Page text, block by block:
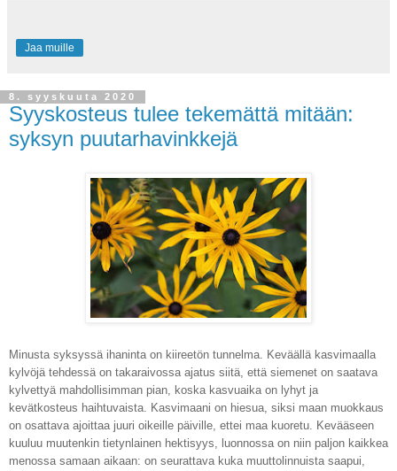
Jaa muille
8. syyskuuta 2020
Syyskosteus tulee tekemättä mitään:
syksyn puutarhavinkkejä
Minusta syksyssä ihaninta on kiireetön tunnelma. Keväällä kasvimaalla
kylvöjä tehdessä on takaraivossa ajatus siitä, että siemenet on saatava
kylvettyä mahdollisimman pian, koska kasvuaika on lyhyt ja
kevätkosteus haihtuvaista. Kasvimaani on hiesua, siksi maan muokkaus
on osattava ajoittaa juuri oikeille päiville, ettei maa kuoretu. Kevääseen
kuuluu muutenkin tietynlainen hektisyys, luonnossa on niin paljon kaikkea
menossa samaan aikaan: on seurattava kuka muuttolinnuista saapui,